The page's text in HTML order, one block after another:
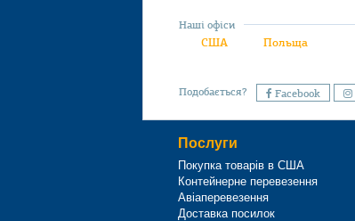
Наші офіси
США Польща
Подобається? Facebook
Послуги
Покупка товарів в США
Контейнерне перевезення
Авіаперевезення
Доставка посилок